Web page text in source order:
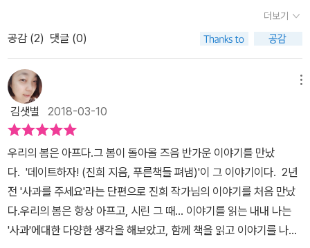
자신의 마음에서 우러난 행동을 실천으로 옮긴다. 용기내서 세상에
솔직한 나의 마음을 드러낸 모습이 기특했고, 부러웠다. 별들이 하나
둘 돋아나고 있었다. 영롱했다. 부러움이라는 감정 뒤에는, 나는 지나
갔지만 이제 처음 그 시절을 보내는 학생들의 이야기에 귀 기우려야
겠다는 생각이 따라왔다. 끝까지 다 듣지도 않고, '아, 그건 말이야.'하
며 토를 다는 것이 아니라. 진짜 그 아이들의 말을 공감하며 들어주는
것 말이다. 내가 보낸 그 시절과 지금 혹은 앞으로 누군가가 보낼 그
시간은 다르니까. 그 다름의 온도를 『데이트하자!』에서 느꼈으니, 똑
같은 사람으로 동등하게 대화를 나누고 싶다. 의지처럼 의지있는, 나
래처럼 솔직한, 이유처럼 깊이 이해하는, 해밀이처럼 공감하는, 재현
이처럼 꿈을 사랑하는 누군가가 대화하고픈 상대이고 싶다.
생님은 한의지에게 수업시간에 공개적으로 노란 리본을 떼라고 요구
한다. 하지만 의지는 리본은 애도의 권리라고 대꾸한다. 이에 수학선
위한 1인 시위를 하기 위해 학교 정문에 선다. 그 모습을 본 태오는 의
지 몰래 인터넷에 ‘태성고 사과녀’라는 제목으로 사진을 올리자 일파
만파 사진이 퍼지면서 결국 만 사흘만에 수학선생님은 여론과 교장선
생님의 압박에 못 이겨 사과를 하지만 의지는 아픔을 공감하는 마음
에서 시작된 진짜 사과를 받고 싶어 한다. 이 단편에서 0교시 자율 학
습을 대체하는 교내방송을 하면서 선생님들이 학교에 생긴 불미스러
운 일로 회의를 한다는 대목이 나온다. 태오는 휴대폰으로 불미스럽
다라는 단어를 검색한다. ‘불미스럽다’의 사전적 뜻은 ‘아름답지 못하
고 추잡한 데가 있다’라고 나온다. 이 한 단어가 현재의 기성세대를 바
래에게도 데이트가 즐거웠을지는 알아서 추측해봅니다.이 글은 5개
의 글로 이루어여 있습니다.이 글들의 주인공들은 모두 연결된 주변
인물들입니다.사고를 주세요의 한의지를 좋아하는 공태오.의지는 바
른 말을 하는 학생이고 태오는 그런 의지에게 힘을 실어줍니다.데이
트하자의 공나래와 나수현.가출 미수인 동생 서해밀을 찾아 나선 서
이유가 만난 차강주.이유 안에 살고 있는 모범생과 삐딱이.아마 모든
아이들의 마음 속에 두 모습이 다투고 있을지 모르겠습니다.이 이야
기 속에 이동형 청소년 쉼터가 나오는데, 갈 곳 없어 헤매는 아이들에
게 따스한 친구가 되어 주는 곳 같습니다.고3에 연극배우가 되겠다는
선언을 한 나재현.가출한 서해밀과 그곳 바다에서 만난 분홍 비니의
의대생 정유대.많은 생명들이 스러졌던 바닷가에서 잊혀져 가는 것에
대해 분노하는 해밀에게 유대는 말합니다.더 꿋꿋이 기억하기 위해
더보기
공감 (2) 댓글 (0)
김샛별 2018-03-10
우리의 봄은 아프다.그 봄이 돌아올 즈음 반가운 이야기를 만났
다. '데이트하자! (진희 지음, 푸른책들 펴냄)'이 그 이야기이다. 2년
전 '사과를 주세요'라는 단편으로 진희 작가님의 이야기를 처음 만났
다.우리의 봄은 항상 아프고, 시린 그 때... 이야기를 읽는 내내 나는
'사과'에대한 다양한 생각을 해보았고, 함께 책을 읽고 이야기를 나누